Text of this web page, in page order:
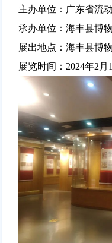
主办单位：广东省流
承办单位：海丰县博
展出地点：海丰县博
展览时间：2024年2